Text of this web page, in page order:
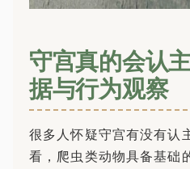
守宫真的会认
据与行为观察
很多人怀疑守宫有没有认
看，爬虫类动物具备基础